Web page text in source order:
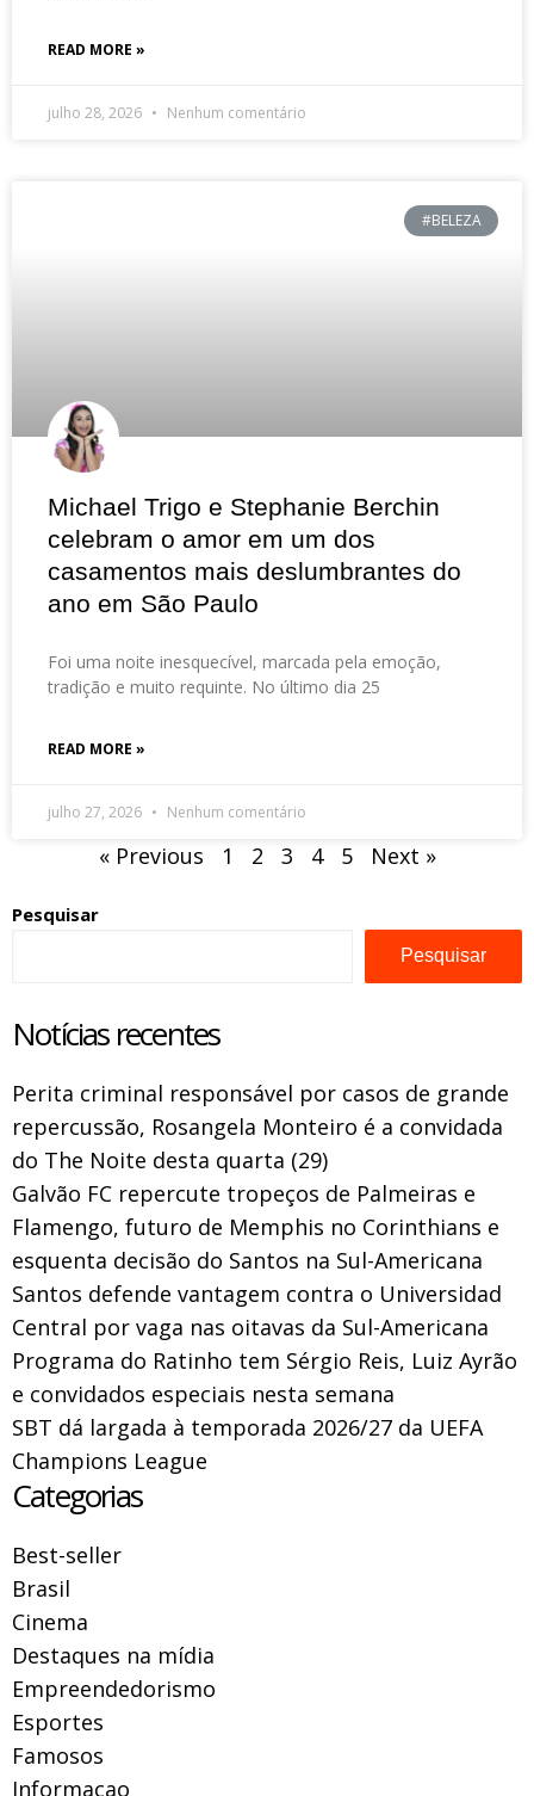
READ MORE »
julho 28, 2026 Nenhum comentário
#BELEZA
Michael Trigo e Stephanie Berchin
celebram o amor em um dos
casamentos mais deslumbrantes do
ano em São Paulo
Foi uma noite inesquecível, marcada pela emoção,
tradição e muito requinte. No último dia 25
READ MORE »
julho 27, 2026 Nenhum comentário
« Previous 1 2 3 4 5 Next »
Pesquisar
Pesquisar
Notícias recentes
Perita criminal responsável por casos de grande
repercussão, Rosangela Monteiro é a convidada
do The Noite desta quarta (29)
Galvão FC repercute tropeços de Palmeiras e
Flamengo, futuro de Memphis no Corinthians e
esquenta decisão do Santos na Sul-Americana
Santos defende vantagem contra o Universidad
Central por vaga nas oitavas da Sul-Americana
Programa do Ratinho tem Sérgio Reis, Luiz Ayrão
e convidados especiais nesta semana
SBT dá largada à temporada 2026/27 da UEFA
Champions League
Categorias
Best-seller
Brasil
Cinema
Destaques na mídia
Empreendedorismo
Esportes
Famosos
Informacao